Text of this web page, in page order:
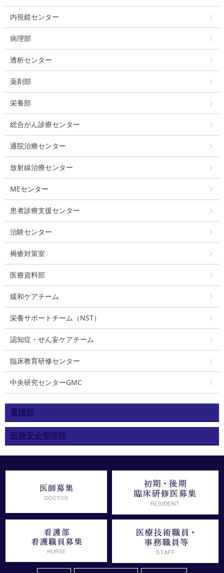
内視鏡センター
病理部
透析センター
薬剤部
栄養部
総合がん診療センター
通院治療センター
放射線治療センター
MEセンター
患者診療支援センター
治験センター
褥瘡対策室
医療資料部
緩和ケアチーム
栄養サポートチーム（NST）
認知症・せん妄ケアチーム
臨床教育研修センター
中央研究センターGMC
看護部
医療安全管理部